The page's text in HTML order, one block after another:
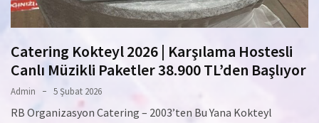
Catering Kokteyl 2026 | Karşılama Hostesli
Canlı Müzikli Paketler 38.900 TL’den Başlıyor
Admin 5 Şubat 2026
RB Organizasyon Catering – 2003’ten Bu Yana Kokteyl